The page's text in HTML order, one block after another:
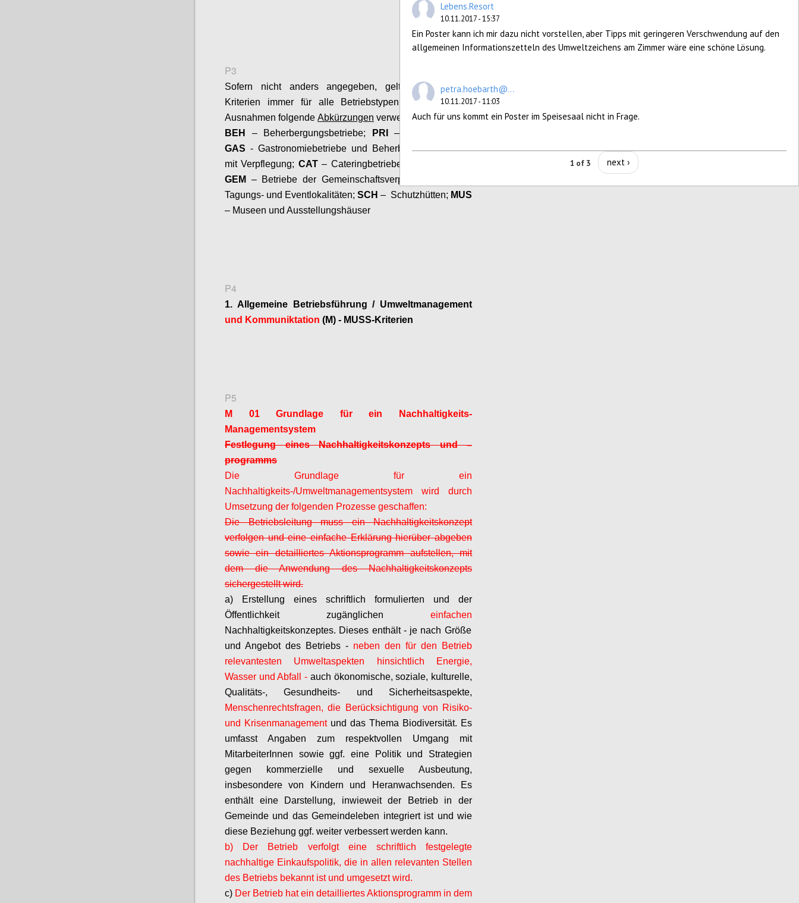
Configure
P3
Sofern nicht anders angegeben, gelten die MUSS-
Kriterien immer für alle Betriebstypen, wobei für die
Ausnahmen folgende Abkürzungen verwendet werden:
BEH – Beherbergungsbetriebe; PRI– Privatvermieter;
GAS - Gastronomiebetriebe und Beherbergungsbetriebe
mit Verpflegung; CAT– Cateringbetriebe (Eventcatering);
GEM – Betriebe der Gemeinschaftsverpflegung;
Tagungs- und Eventlokalitäten; SCH – Schutzhütten; MUS
– Museen und Ausstellungshäuser
P4
1. Allgemeine Betriebsführung / Umweltmanagement
und Kommuniktation (M) - MUSS-Kriterien
P5
M 01 Grundlage für ein Nachhaltigkeits-
Managementsystem
Festlegung eines Nachhaltigkeitskonzepts und–
programms
Die Grundlage für ein
Nachhaltigkeits-/Umweltmanagementsystem wird durch
Umsetzung der folgenden Prozesse geschaffen:
Die Betriebsleitung muss ein Nachhaltigkeitskonzept
verfolgen und eine einfache Erklärung hierüber abgeben
sowie ein detailliertes Aktionsprogramm aufstellen, mit
dem die Anwendung des Nachhaltigkeitskonzepts
sichergestellt wird.
a) Erstellung eines schriftlich formulierten und der
Öffentlichkeit zugänglichen einfachen
Nachhaltigkeitskonzeptes. Dieses enthält - je nach Größe
und Angebot des Betriebs - neben den für den Betrieb
relevantesten Umweltaspekten hinsichtlich Energie,
Wasser und Abfall - auch ökonomische, soziale, kulturelle,
Qualitäts-, Gesundheits- und Sicherheitsaspekte,
Menschenrechtsfragen, die Berücksichtigung von Risiko-
und Krisenmanagement und das Thema Biodiversität. Es
umfasst Angaben zum respektvollen Umgang mit
MitarbeiterInnen sowie ggf. eine Politik und Strategien
gegen kommerzielle und sexuelle Ausbeutung,
insbesondere von Kindern und Heranwachsenden. Es
enthält eine Darstellung, inwieweit der Betrieb in der
Gemeinde und das Gemeindeleben integriert ist und wie
diese Beziehung ggf. weiter verbessert werden kann.
b) Der Betrieb verfolgt eine schriftlich festgelegte
nachhaltige Einkaufspolitik, die in allen relevanten Stellen
des Betriebs bekannt ist und umgesetzt wird.
c) Der Betrieb hat ein detailliertes Aktionsprogramm in dem
Lebens.Resort
10.11.2017 - 15:37
Ein Poster kann ich mir dazu nicht vorstellen, aber Tipps mit geringeren Verschwendung auf den
allgemeinen Informationszetteln des Umweltzeichens am Zimmer wäre eine schöne Lösung.
petra.hoebarth@...
10.11.2017 - 11:03
Auch für uns kommt ein Poster im Speisesaal nicht in Frage.
1 of 3 next ›